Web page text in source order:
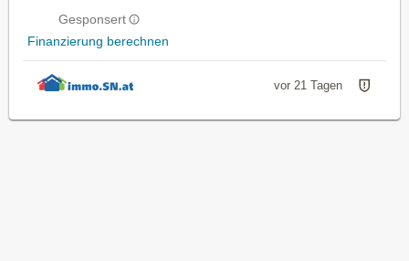
Gesponsert
Finanzierung berechnen
vor 21 Tagen